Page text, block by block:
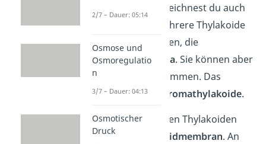
Einstülpungen bezeichnest du auch
. Mehrere Thylakoide
können Stapel bilden, die
sogenanntenGrana. Sie können aber
auch einzeln vorkommen. Das
nennst du dann
Stromathylakoide.
Die Membran an den Thylakoiden
nennst du
Thylakoidmembran. An
2/7 – Dauer: 05:14
Osmose und
Osmoregulatio
n
3/7 – Dauer: 04:13
Osmotischer
Druck